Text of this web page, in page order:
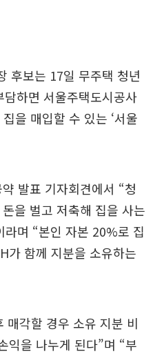
후보는 17일 무주택 청년
하면 서울주택도시공사
을 매입할 수 있는 ‘서울
발표 기자회견에서 “청
을 벌고 저축해 집을 사는
라며 “본인 자본 20%로 집
가 함께 지분을 소유하는
매각할 경우 소유 지분 비
익을 나누게 된다”며 “부